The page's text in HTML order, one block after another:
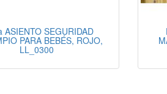
ASIENTO SEGURIDAD
PARA BEBÉS, ROJO,
LL_0300